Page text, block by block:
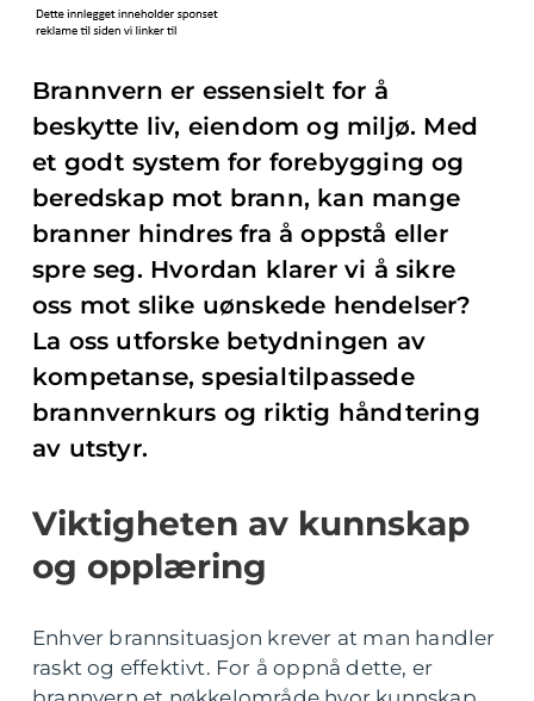
Brannvern er essensielt for å
beskytte liv, eiendom og miljø. Med
et godt system for forebygging og
beredskap mot brann, kan mange
branner hindres fra å oppstå eller
spre seg. Hvordan klarer vi å sikre
oss mot slike uønskede hendelser?
La oss utforske betydningen av
kompetanse, spesialtilpassede
brannvernkurs og riktig håndtering
av utstyr.
Viktigheten av kunnskap
og opplæring
Enhver brannsituasjon krever at man handler
raskt og effektivt. For å oppnå dette, er